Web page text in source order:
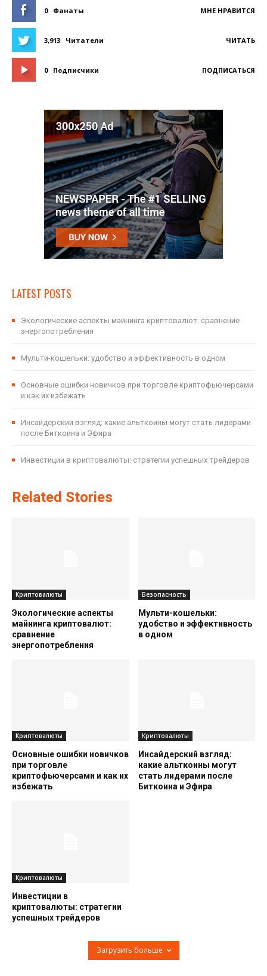
0 Фанаты МНЕ НРАВИТСЯ
3,913 Читатели ЧИТАТЬ
0 Подписчики ПОДПИСАТЬСЯ
LATEST POSTS
Экологические аспекты майнинга криптовалют: сравнение
энергопотребления
Мульти-кошельки: удобство и эффективность в одном
Основные ошибки новичков при торговле криптофьючерсами
и как их избежать
Инсайдерский взгляд: какие альткоины могут стать лидерами
после Биткоина и Эфира
Инвестиции в криптовалюты: стратегии успешных трейдеров
Related Stories
Криптовалюты
Экологические аспекты
майнинга криптовалют:
сравнение
энергопотребления
Безопасность
Мульти-кошельки:
удобство и эффективность
в одном
Криптовалюты
Основные ошибки новичков
при торговле
криптофьючерсами и как их
избежать
Криптовалюты
Инсайдерский взгляд:
какие альткоины могут
стать лидерами после
Биткоина и Эфира
Криптовалюты
Инвестиции в
криптовалюты: стратегии
успешных трейдеров
Загрузить больше